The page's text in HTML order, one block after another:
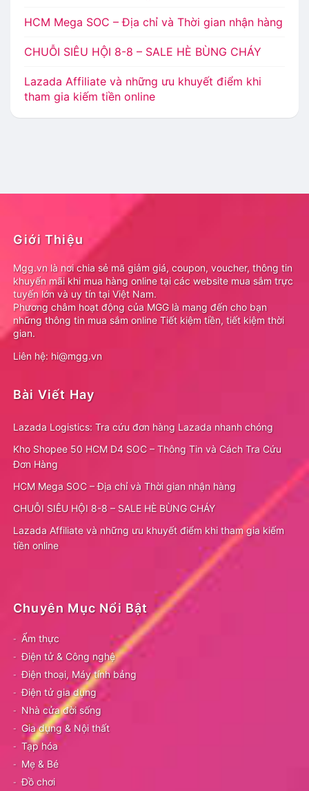
HCM Mega SOC – Địa chỉ và Thời gian nhận hàng
CHUỖI SIÊU HỘI 8-8 – SALE HÈ BÙNG CHÁY
Lazada Affiliate và những ưu khuyết điểm khi
tham gia kiếm tiền online
Giới Thiệu
Mgg.vn là nơi chia sẻ mã giảm giá, coupon, voucher, thông tin
khuyến mãi khi mua hàng online tại các website mua sắm trực
tuyến lớn và uy tín tại Việt Nam.
Phương châm hoạt động của MGG là mang đến cho bạn
những thông tin mua sắm online Tiết kiệm tiền, tiết kiệm thời
gian.
Liên hệ: hi@mgg.vn
Bài Viết Hay
Lazada Logistics: Tra cứu đơn hàng Lazada nhanh chóng
Kho Shopee 50 HCM D4 SOC – Thông Tin và Cách Tra Cứu
Đơn Hàng
HCM Mega SOC – Địa chỉ và Thời gian nhận hàng
CHUỖI SIÊU HỘI 8-8 – SALE HÈ BÙNG CHÁY
Lazada Affiliate và những ưu khuyết điểm khi tham gia kiếm
tiền online
Chuyên Mục Nổi Bật
Ẩm thực
Điện tử & Công nghệ
Điện thoại, Máy tính bảng
Điện tử gia dụng
Nhà cửa đời sống
Gia dụng & Nội thất
Tạp hóa
Mẹ & Bé
Đồ chơi